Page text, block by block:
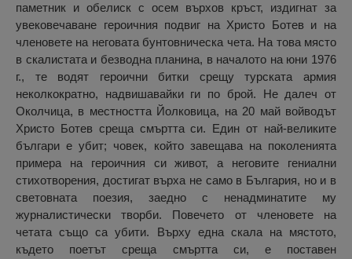
паметник и обелиск с осем върхов кръст, издигнат за
увековечаване героичния подвиг на Христо Ботев и на
членовете на неговата бунтовническа чета. На това място
в скалистата и безводна планина, в началото на юни 1976
г., те водят героични битки срещу турската армия
неколкократно, надвишавайки ги по брой. Не далеч от
Околчица, в местността Йолковица, на 20 май войводът
Христо Ботев среща смъртта си. Един от най-великите
българи е убит; човек, който завещава на поколенията
примера на героичния си живот, а неговите гениални
стихотворения, достигат върха не само в България, но и в
световната поезия, заедно с ненадминатите му
журналистически творби. Повечето от членовете на
четата също са убити. Върху една скала на мястото,
където поетът среща смъртта си, е поставен